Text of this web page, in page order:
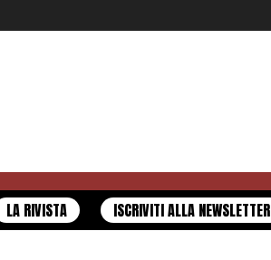
LA RIVISTA ISCRIVITI ALLA NEWSLETTER